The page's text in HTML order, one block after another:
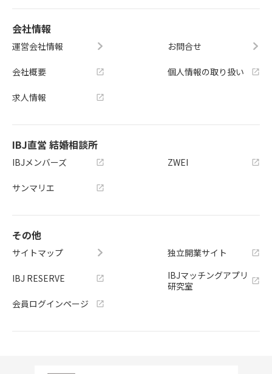
会社情報
運営会社情報
会社概要
求人情報
お問合せ
個人情報の取り扱い
IBJ直営 結婚相談所
IBJメンバーズ
サンマリエ
ZWEI
その他
サイトマップ
IBJ RESERVE
会員ログインページ
独立開業サイト
IBJマッチングアプリ
研究室